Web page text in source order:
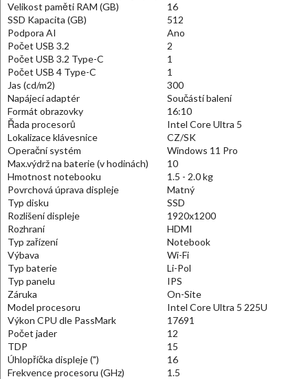
Velikost paměti RAM (GB)
16
SSD Kapacita (GB)
512
Podpora AI
Ano
Počet USB 3.2
2
Počet USB 3.2 Type-C
1
Počet USB 4 Type-C
1
Jas (cd/m2)
300
Napájecí adaptér
Součástí balení
Formát obrazovky
16:10
Řada procesorů
Intel Core Ultra 5
Lokalizace klávesnice
CZ/SK
Operační systém
Windows 11 Pro
Max.výdrž na baterie (v hodinách)
10
Hmotnost notebooku
1.5 - 2.0 kg
Povrchová úprava displeje
Matný
Typ disku
SSD
Rozlišení displeje
1920x1200
Rozhraní
HDMI
Typ zařízení
Notebook
Výbava
Wi-Fi
Typ baterie
Li-Pol
Typ panelu
IPS
Záruka
On-Site
Model procesoru
Intel Core Ultra 5 225U
Výkon CPU dle PassMark
17691
Počet jader
12
TDP
15
Úhlopříčka displeje (")
16
Frekvence procesoru (GHz)
1.5